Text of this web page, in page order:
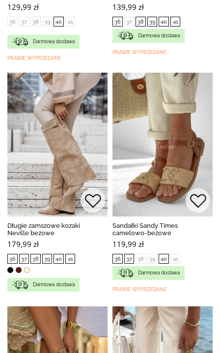
129,99 zł
36 37 38 39 40 41
Darmowa dostawa
PRAWIE WYPRZEDANE
139,99 zł
36 37 38 39 40 41
Darmowa dostawa
PRAWIE WYPRZEDANE
Długie zamszowe kozaki
Neville beżowe
179,99 zł
36 37 38 39 40 41
Darmowa dostawa
Sandałki Sandy Times
camelowo-beżowe
119,99 zł
36 37 38 39 40 41
Darmowa dostawa
PRAWIE WYPRZEDANE